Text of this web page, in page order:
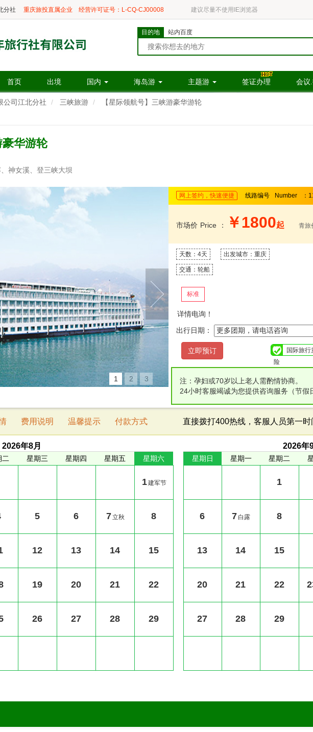
分社 重庆旅投直属企业 经营许可证号：L-CQ-CJ00008 建议尽量不使用IE浏览器
目的地 站内百度
首页 出境 国内 海岛游 主题游 签证办理 会议
公司江北分社 三峡旅游 【星际领航号】三峡游豪华游轮
豪华游轮
神女溪、登三峡大坝
1 2 3
网上签约，快速便捷 线路编号 Number ：
市场价 Price ： ￥1800起 青旅
天数：4天 出发城市：重庆
交通：轮船
标准
详情电询！
出行日期：
国际旅行
险
注：孕妇或70岁以上老人需酌情协商。
24小时客服竭诚为您提供咨询服务（节
费用说明 温馨提示 付款方式 直接拨打400热线，客服人员第一时
2026年8月
二 星期三 星期四 星期五 星期六
1建军节
5 6 7立秋 8
12 13 14 15
19 20 21 22
26 27 28 29
2026年
星期日 星期一 星期二
1
6 7 白露 8
13 14 15
20 21 22
27 28 29